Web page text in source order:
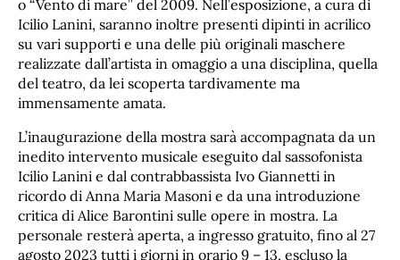
o “Vento di mare” del 2009. Nell’esposizione, a cura di
Icilio Lanini, saranno inoltre presenti dipinti in acrilico
su vari supporti e una delle più originali maschere
realizzate dall’artista in omaggio a una disciplina, quella
del teatro, da lei scoperta tardivamente ma
immensamente amata.
L’inaugurazione della mostra sarà accompagnata da un
inedito intervento musicale eseguito dal sassofonista
Icilio Lanini e dal contrabbassista Ivo Giannetti in
ricordo di Anna Maria Masoni e da una introduzione
critica di Alice Barontini sulle opere in mostra. La
personale resterà aperta, a ingresso gratuito, fino al 27
agosto 2023 tutti i giorni in orario 9 – 13, escluso la